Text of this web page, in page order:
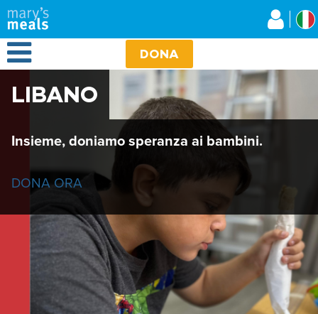
Salta
al
contenuto
principale
Open Menu DONA
LIBANO
Insieme, doniamo speranza ai bambini.
DONA ORA